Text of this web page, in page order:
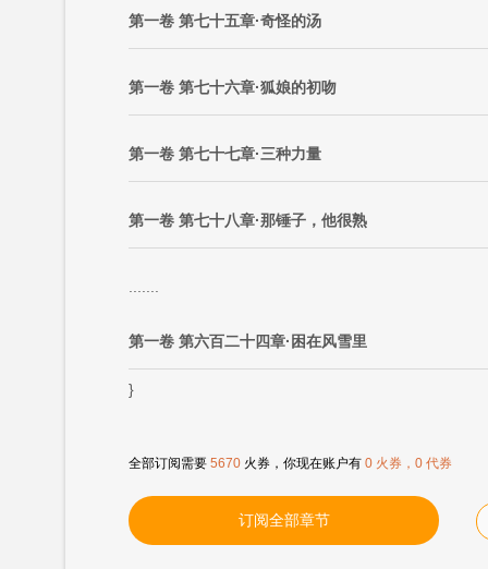
第一卷 第七十五章·奇怪的汤
第一卷 第七十六章·狐娘的初吻
第一卷 第七十七章·三种力量
第一卷 第七十八章·那锤子，他很熟
第一卷 第六百二十四章·困在风雪里
}
全部订阅需要 5670 火券，你现在账户有 0 火券，0 代券
订阅全部章节